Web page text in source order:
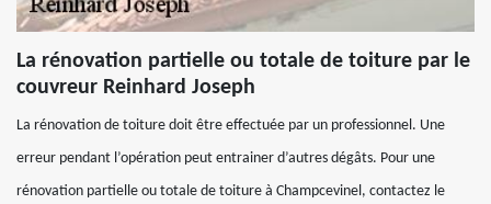
La rénovation partielle ou totale de toiture par le
couvreur Reinhard Joseph
La rénovation de toiture doit être effectuée par un professionnel. Une
erreur pendant l’opération peut entrainer d’autres dégâts. Pour une
rénovation partielle ou totale de toiture à Champcevinel, contactez le